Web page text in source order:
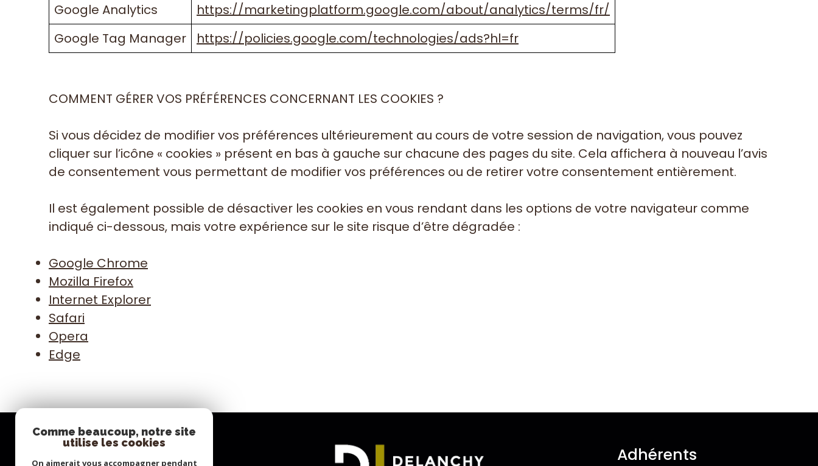
Google Analytics
https://marketingplatform.google.com/about/analytics/terms/fr/
Google Tag Manager
https://policies.google.com/technologies/ads?hl=fr
COMMENT GÉRER VOS PRÉFÉRENCES CONCERNANT LES COOKIES ?
Si vous décidez de modifier vos préférences ultérieurement au cours de votre session de navigation, vous pouvez
cliquer sur l’icône « cookies » présent en bas à gauche sur chacune des pages du site. Cela affichera à nouveau l’avis
de consentement vous permettant de modifier vos préférences ou de retirer votre consentement entièrement.
Il est également possible de désactiver les cookies en vous rendant dans les options de votre navigateur comme
indiqué ci-dessous, mais votre expérience sur le site risque d’être dégradée :
Google Chrome
Mozilla Firefox
Internet Explorer
Safari
Opera
Edge
Se connecter Adhérents
Comme beaucoup, notre site
utilise les cookies
On aimerait vous accompagner pendant